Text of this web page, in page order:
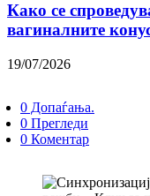
Како се
вагиналните
19/07/2026
0 Допаѓања.
0 Прегледи
0 Коментар